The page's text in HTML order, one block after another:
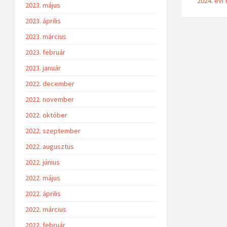
2023. május
2023. április
2023. március
2023. február
2023. január
2022. december
2022. november
2022. október
2022. szeptember
2022. augusztus
2022. június
2022. május
2022. április
2022. március
2022. február